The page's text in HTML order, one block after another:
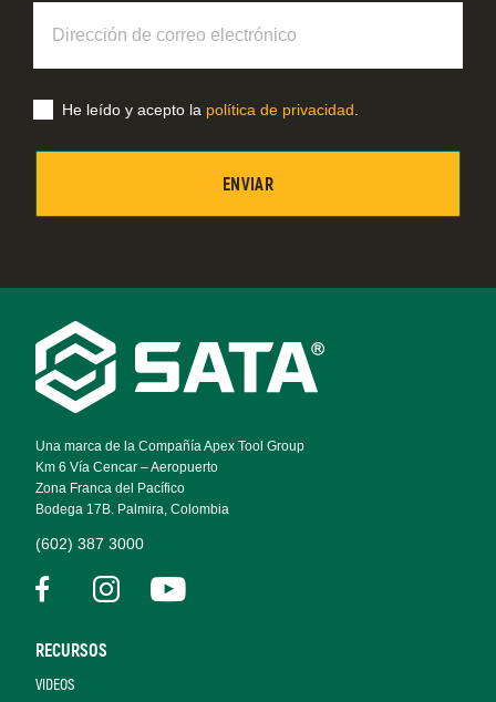
Footer
Navigation
Una marca de la Compañía Apex Tool Group
Km 6 Vía Cencar – Aeropuerto
Zona Franca del Pacífico
Bodega 17B. Palmira, Colombia
(602) 387 3000
RECURSOS
VIDEOS
correo
electrónico
He leído y acepto la política de privacidad